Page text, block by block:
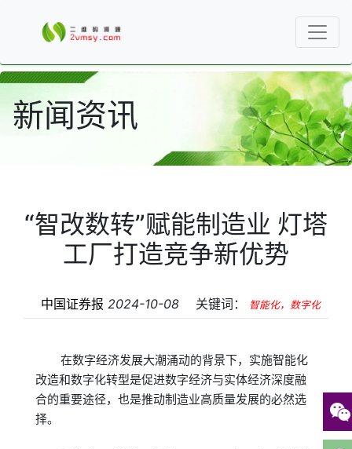
新闻资讯
“智改数转”赋能制造业 灯塔
工厂打造竞争新优势
中国证券报 2024-10-08 关键词： 智能化，数字化
在数字经济发展大潮涌动的背景下，实施智能化
改造和数字化转型是促进数字经济与实体经济深度融
合的重要途径，也是推动制造业高质量发展的必然选
择。